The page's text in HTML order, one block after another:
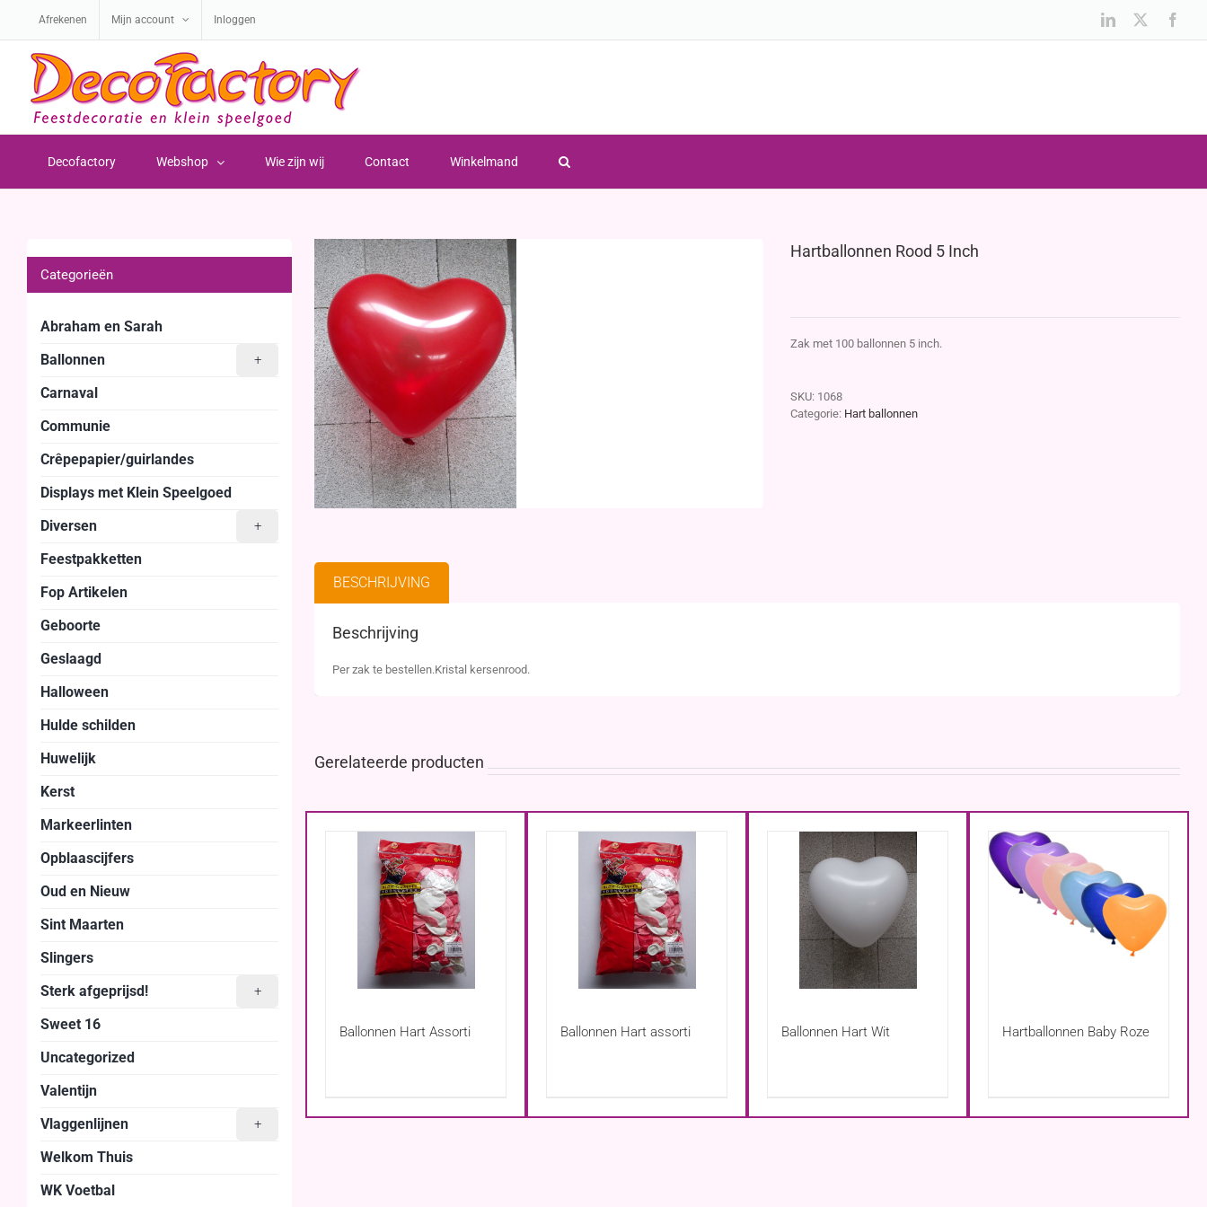
inhoud
Afrekenen Mijn account Inloggen LinkedIn
Decofactory Webshop Wie zijn wij Contact Winkelmand
Hartballonnen Rood 5 Inch
Zak met 100 ballonnen 5 inch.
SKU: 1068
Categorie: Hart ballonnen
BESCHRIJVING
Beschrijving
Per zak te bestellen.Kristal kersenrood.
Gerelateerde producten
Ballonnen Hart Assorti Ballonnen Hart assorti Ballonnen Hart Wit Hartballonnen Baby Roze
Categorieën
Abraham en Sarah
+
Ballonnen
Carnaval
Communie
Crêpepapier/guirlandes
Displays met Klein Speelgoed
+
Diversen
Feestpakketten
Fop Artikelen
Geboorte
Geslaagd
Halloween
Hulde schilden
Huwelijk
Kerst
Markeerlinten
Opblaascijfers
Oud en Nieuw
Sint Maarten
Slingers
+
Sterk afgeprijsd!
Sweet 16
Uncategorized
Valentijn
+
Vlaggenlijnen
Welkom Thuis
WK Voetbal